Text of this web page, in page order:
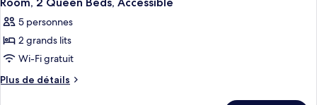
chambres
toutes
les
photos
pour
ce
5 personnes
2 grands lits
Wi-Fi gratuit
Plus de détails
Plus